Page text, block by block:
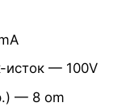
исток — 100V
— 8 om